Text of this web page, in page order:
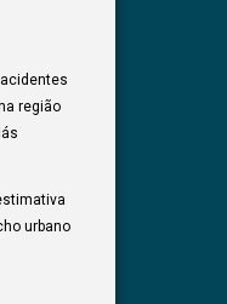
região
urbano